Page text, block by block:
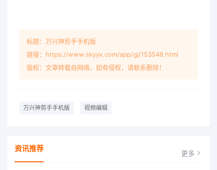
标题：万兴神剪手手机版
链接：https://www.skyyx.com/app/gj/153548.html
版权：文章转载自网络，如有侵权，请联系删除！
万兴神剪手手机版 视频编辑
资讯推荐 更多